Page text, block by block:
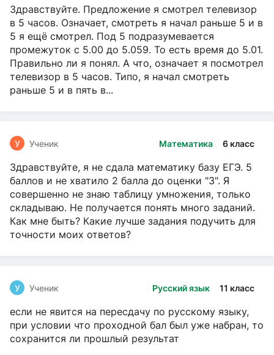
Здравствуйте. Предложение я смотрел телевизор
в 5 часов. Означает, смотреть я начал раньше 5 и в
5 я ещё смотрел. Под 5 подразумевается
промежуток с 5.00 до 5.059. То есть время до 5.01.
Правильно ли я понял. А что, означает я посмотрел
телевизор в 5 часов. Типо, я начал смотреть
раньше 5 и в пять в...
Математика 6 класс
У Ученик
Здравствуйте, я не сдала математику базу ЕГЭ. 5
баллов и не хватило 2 балла до оценки "3". Я
совершенно не знаю таблицу умножения, только
складываю. Не получается понять много заданий.
Как мне быть? Какие лучше задания подучить для
точности моих ответов?
Русский язык 11 класс
У Ученик
если не явится на пересдачу по русскому языку,
при условии что проходной бал был уже набран, то
сохранится ли прошлый результат